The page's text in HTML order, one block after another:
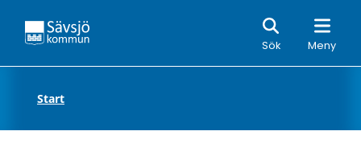
Sök Meny
Sök
Start